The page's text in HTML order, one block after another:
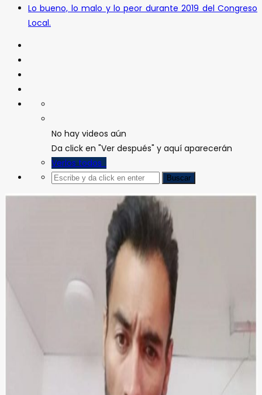
Lo bueno, lo malo y lo peor durante 2019 del Congreso
Local.
No hay videos aún
Da click en "Ver después" y aquí aparecerán
Verlos todos